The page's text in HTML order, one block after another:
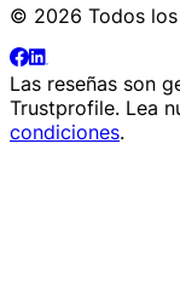
© 2026 Todos
Las reseñas son
Trustprofile. Lea
condiciones.